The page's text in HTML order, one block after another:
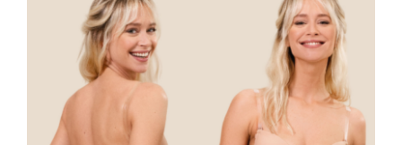
Les
options
peuvent
être
choisies
sur